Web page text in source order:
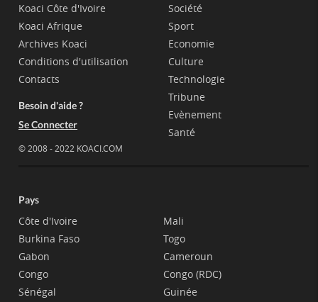
Koaci Côte d'Ivoire
Koaci Afrique
Archives Koaci
Conditions d'utilisation
Contacts
Besoin d'aide ?
Se Connecter
© 2008 - 2022 KOACI.COM
Société
Sport
Economie
Culture
Technologie
Tribune
Evènement
Santé
Pays
Côte d'Ivoire
Burkina Faso
Gabon
Congo
Sénégal
Mali
Togo
Cameroun
Congo (RDC)
Guinée